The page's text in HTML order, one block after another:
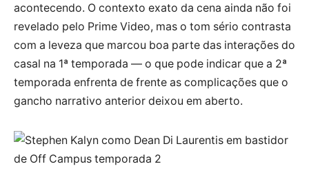
acontecendo. O contexto exato da cena ainda não foi
revelado pelo Prime Video, mas o tom sério contrasta
com a leveza que marcou boa parte das interações do
casal na 1ª temporada — o que pode indicar que a 2ª
temporada enfrenta de frente as complicações que o
gancho narrativo anterior deixou em aberto.